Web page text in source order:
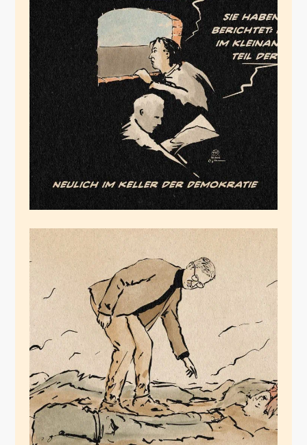
Schland4Sale
Januar 28, 2026
Der männliche
Toxikologe
Januar 27, 2026